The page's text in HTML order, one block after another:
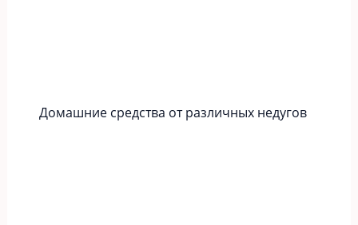
Домашние средства от различных недугов